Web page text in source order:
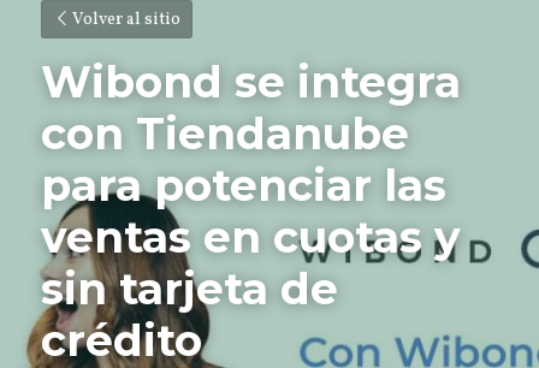
Volver al sitio
Wibond se integra
con Tiendanube
para potenciar las
ventas en cuotas y
sin tarjeta de
crédito